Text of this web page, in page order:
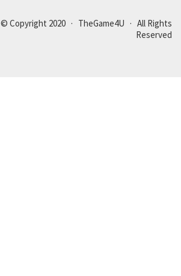
© Copyright 2020 · TheGame4U · All Rights
Reserved